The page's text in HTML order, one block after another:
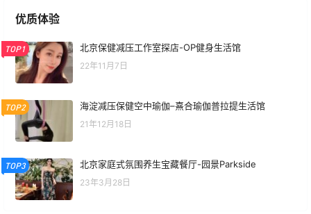
优质体验
TOP1 北京保健减压工作室探店-OP健身生活馆
22年11月7日
TOP2 海淀减压保健空中瑜伽–熹合瑜伽普拉提生活馆
21年12月18日
TOP3 北京家庭式氛围养生宝藏餐厅-园景Parkside
23年3月28日